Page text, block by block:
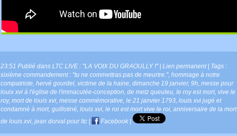
23:51 Publié dans LTC LIVE : "LA VOIX DU GRAOULLY !"| Lien permanent| Tags :
sixième commandement : "tu ne commettras pas de meurtre.", hommage à notre
compatriote hervé gourdel victime de la haine dimanche 19 janvier, 9h messe pour
louix xvi à l'église de l'immaculée-conception de metz queuleu le roy est mort, vive le
roy, mort de louis xvi messe commémorative le 21 janvier 1793 louis xvi jugé et
condamné à mort, guillotiné louis xvi le roi est mort vive le roi anniversaire de la mort
de louis xvi jean dorval pour ltc | Facebook |